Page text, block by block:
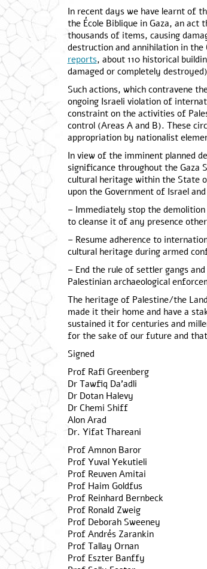
In recent days we have learnt of
the École Biblique in Gaza, an
thousands of items, causing
destruction and annihilation in
reports, about 110 historical
damaged or completely
Such actions, which contravene
ongoing Israeli violation of
constraint on the activities of
control (Areas A and B). These
appropriation by nationalist
In view of the imminent planned
significance throughout the Gaza
cultural heritage within the State
upon the Government of Israel
– Immediately stop the
to cleanse it of any presence
– Resume adherence to
cultural heritage during armed
– End the rule of settler gangs
Palestinian archaeological
The heritage of Palestine/the
made it their home and have a
sustained it for centuries and
for the sake of our future and
Signed
Prof Rafi Greenberg
Dr Tawfiq Da'adli
Dr Dotan Halevy
Dr Chemi Shiff
Alon Arad
Dr. Yifat Thareani
Prof Amnon Baror
Prof Yuval Yekutieli
Prof Reuven Amitai
Prof Haim Goldfus
Prof Reinhard Bernbeck
Prof Ronald Zweig
Prof Deborah Sweeney
Prof Andrés Zarankin
Prof Tallay Ornan
Prof Eszter Banffy